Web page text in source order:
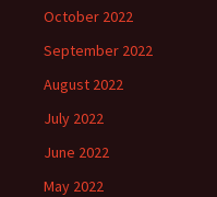
October 2022
September 2022
August 2022
July 2022
June 2022
May 2022